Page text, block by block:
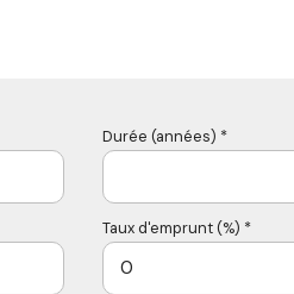
Durée (années) *
Taux d'emprunt (%) *